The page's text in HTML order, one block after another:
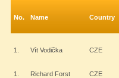
No. Name Country
1. Vít Vodička CZE
1. Richard Forst CZE